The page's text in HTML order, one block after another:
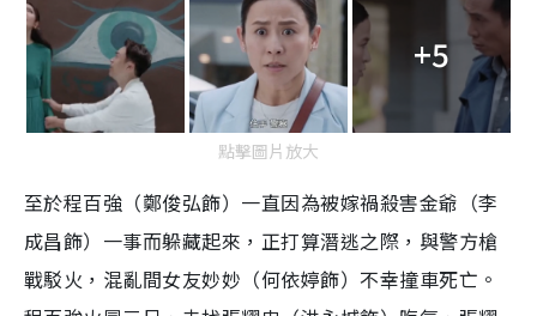
+5
點擊圖片放大
至於程百強（鄭俊弘飾）一直因為被嫁禍殺害金爺（李
成昌飾）一事而躲藏起來，正打算潛逃之際，與警方槍
戰駁火，混亂間女友妙妙（何依婷飾）不幸撞車死亡。